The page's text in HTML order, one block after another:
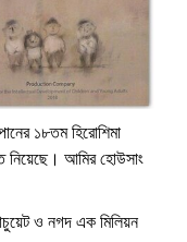
১৮তম হিরোশিমা
নিয়েছে। আমির হোউসাং
ও নগদ এক মিলিয়ন